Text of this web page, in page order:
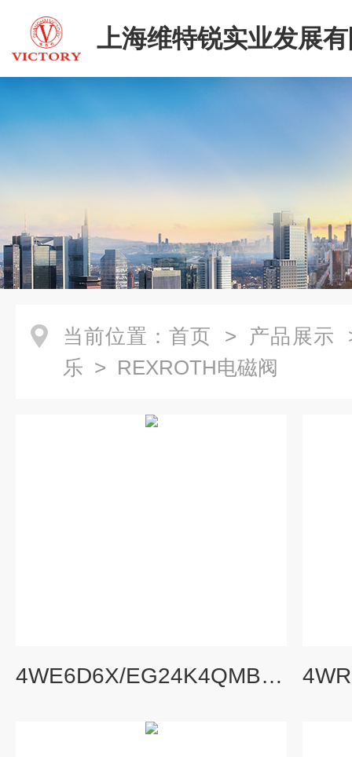
上海维特锐实业发展
二部
当前位置： 首页 > 产品展示
乐 > REXROTH电磁阀
4WE6D6X/EG24K4QMBG24原装力士乐电磁阀现货